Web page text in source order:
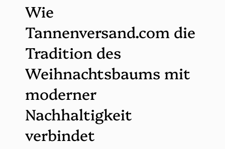
Wie
Tannenversand.com die
Tradition des
Weihnachtsbaums mit
moderner
Nachhaltigkeit
verbindet